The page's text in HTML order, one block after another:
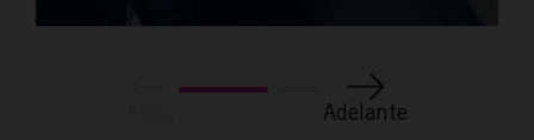
Adelante